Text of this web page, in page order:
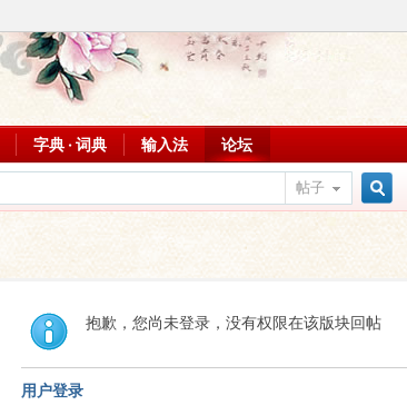
字典 · 词典 输入法 论坛
帖子
索
抱歉，您尚未登录，没有权限在该版块回帖
用户登录